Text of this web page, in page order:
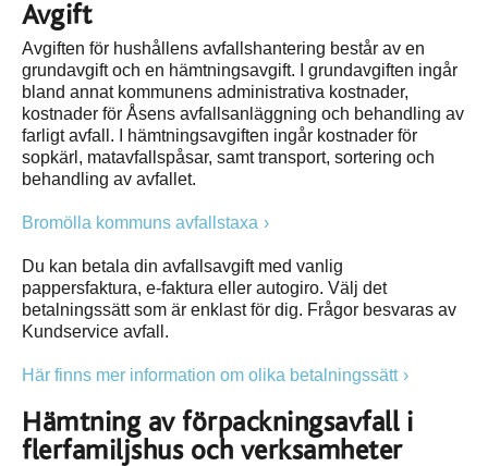
Avgift
Avgiften för hushållens avfallshantering består av en
grundavgift och en hämtningsavgift. I grundavgiften ingår
bland annat kommunens administrativa kostnader,
kostnader för Åsens avfallsanläggning och behandling av
farligt avfall. I hämtningsavgiften ingår kostnader för
sopkärl, matavfallspåsar, samt transport, sortering och
behandling av avfallet.
Bromölla kommuns avfallstaxa
Du kan betala din avfallsavgift med vanlig
pappersfaktura, e-faktura eller autogiro. Välj det
betalningssätt som är enklast för dig. Frågor besvaras av
Kundservice avfall.
Här finns mer information om olika betalningssätt
Hämtning av förpackningsavfall i
flerfamiljshus och verksamheter